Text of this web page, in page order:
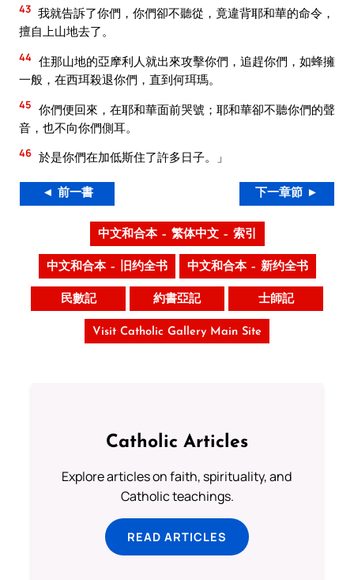
43 我就告訴了你們，你們卻不聽從，竟違背耶和華的命令，
擅自上山地去了。
44 住那山地的亞摩利人就出來攻擊你們，追趕你們，如蜂擁
一般，在西珥殺退你們，直到何珥瑪。
45 你們便回來，在耶和華面前哭號；耶和華卻不聽你們的聲
音，也不向你們側耳。
46 於是你們在加低斯住了許多日子。」
◄ 前一書 下一章節 ►
中文和合本 – 繁体中文 – 索引
中文和合本 – 旧约全书 中文和合本 – 新约全书
民數記 約書亞記 士師記
Visit Catholic Gallery Main Site
Catholic Articles
Explore articles on faith, spirituality, and
Catholic teachings.
READ ARTICLES